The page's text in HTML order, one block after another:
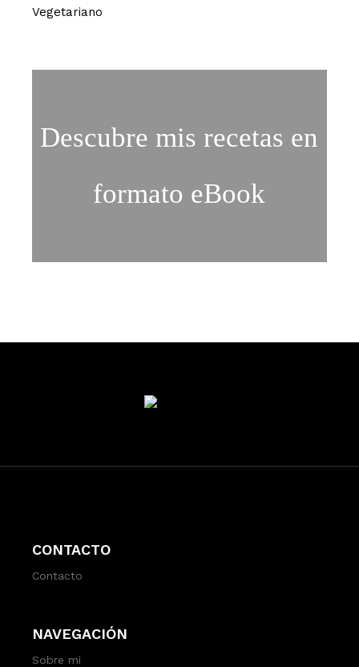
Vegetariano
Descubre mis recetas en
formato eBook
CONTACTO
Contacto
NAVEGACIÓN
Sobre mi